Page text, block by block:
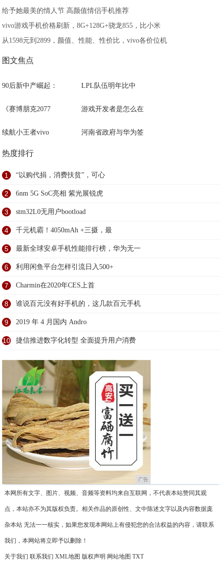
给予她最美的情人节 高颜值情侣手机推荐
vivo游戏手机价格刷新，8G+128G+骁龙855，比小米
从1598元到2899，颜值、性能、性价比，vivo各价位机
图文焦点
90后新中产崛起： LPL队伍明年比中
《赛博朋克2077 游戏开发者是怎么在
续航小王者vivo 河南省政府与华为签
热度排行
1 “以购代捐，消费扶贫”，可心
2 6nm 5G SoC亮相 紫光展锐虎
3 stm32L0无用户bootload
4 千元机霸！4050mAh +三摄，最
5 最新全球安卓手机性能排行榜，华为无一
6 利用闲鱼平台怎样引流日入500+
7 Charmin在2020年CES上首
8 谁说百元没有好手机的，这几款百元手机
9 2019 年 4 月国内 Andro
10 捷信推进数字化转型 全面提升用户消费
广告
本网所有文字、图片、视频、音频等资料均来自互联网，不代表本站赞同其观
点，本站亦不为其版权负责。相关作品的原创性、文中陈述文字以及内容数据庞
杂本站 无法一一核实，如果您发现本网站上有侵犯您的合法权益的内容，请联系
我们，本网站将立即予以删除！
关于我们 联系我们 XML地图 版权声明 网站地图 TXT